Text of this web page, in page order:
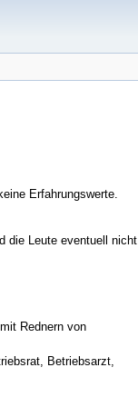
Erfahrungswerte.
die Leute eventuell nicht
Rednern von
Betriebsarzt,